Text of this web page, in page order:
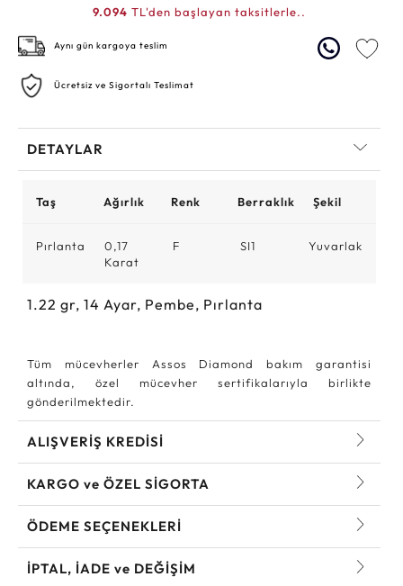
9.094 TL'den başlayan taksitlerle..
Aynı gün kargoya teslim
Ücretsiz ve Sigortalı Teslimat
DETAYLAR
Taş Ağırlık Renk Berraklık Şekil
Pırlanta
0,17
Karat
F SI1 Yuvarlak
1.22 gr, 14 Ayar, Pembe, Pırlanta
Tüm mücevherler Assos Diamond bakım garantisi
altında, özel mücevher sertifikalarıyla birlikte
gönderilmektedir.
ALIŞVERİŞ KREDİSİ
KARGO ve ÖZEL SİGORTA
ÖDEME SEÇENEKLERİ
İPTAL, İADE ve DEĞİŞİM